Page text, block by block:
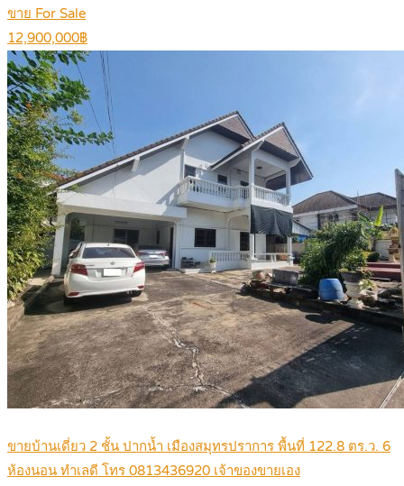
ขาย For Sale
12,900,000฿
ขายบ้านเดี่ยว 2 ชั้น ปากน้ำ เมืองสมุทรปราการ พื้นที่ 122.8 ตร.ว. 6
ห้องนอน ทำเลดี โทร 0813436920 เจ้าของขายเอง